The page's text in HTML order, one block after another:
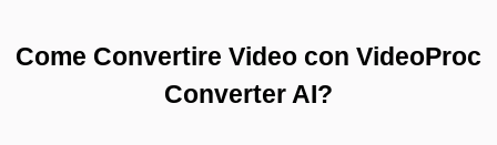
Come Convertire Video con VideoProc
Converter AI?